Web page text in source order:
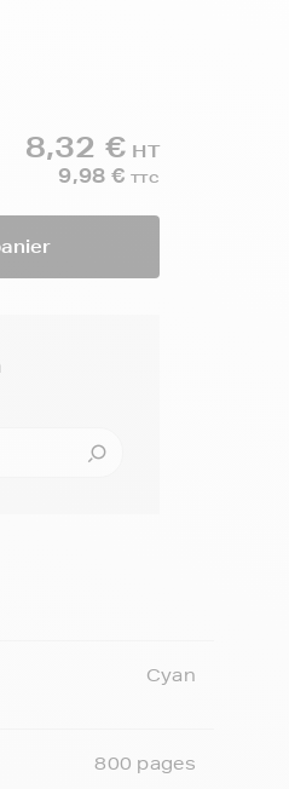
8,32 € HT
9,98 € TTC
Cyan
800 pages